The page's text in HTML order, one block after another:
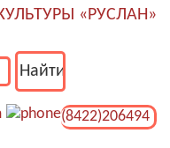
«РУСЛАН»
(8422)206494